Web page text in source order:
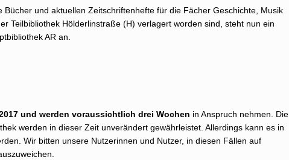
und aktuellen Zeitschriftenhefte für die Fächer Geschichte, Musik
Teilbibliothek Hölderlinstraße (H) verlagert worden sind, steht nun ein
AR an.
und werden voraussichtlich drei Wochen in Anspruch nehmen. Die
werden in dieser Zeit unverändert gewährleistet. Allerdings kann es in
Wir bitten unsere Nutzerinnen und Nutzer, in diesen Fällen auf